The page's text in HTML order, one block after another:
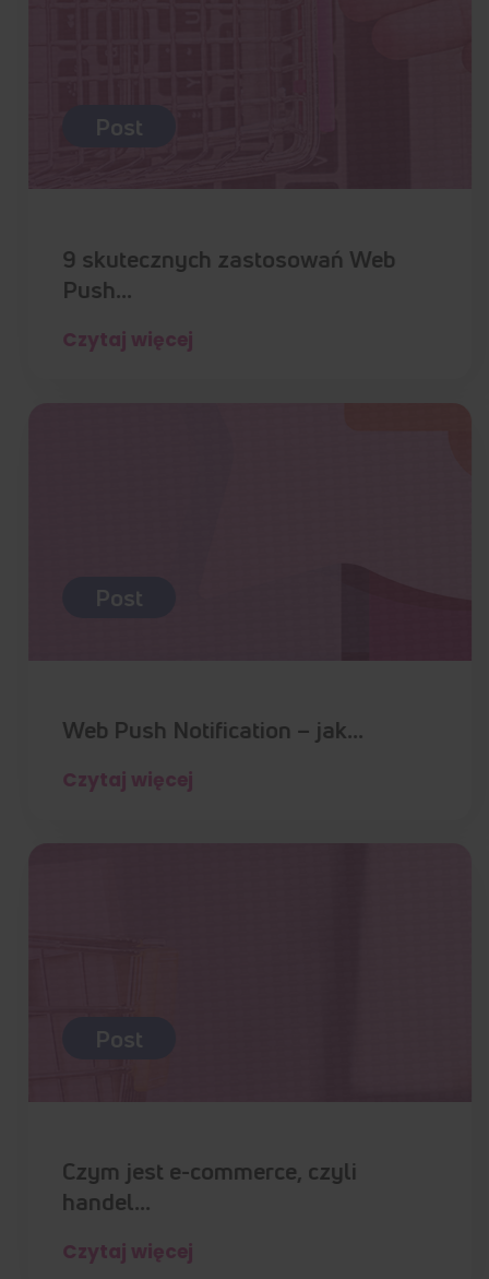
Post
9 skutecznych zastosowań Web
Push…
Czytaj więcej
Post
Web Push Notification – jak…
Czytaj więcej
Post
Czym jest e-commerce, czyli
handel…
Czytaj więcej